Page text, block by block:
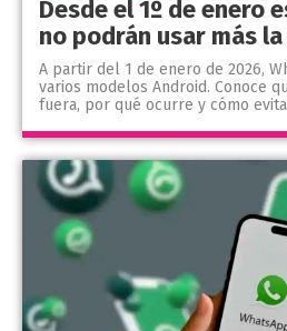
Desde el 1º de enero
no podrán usar más
A partir del 1 de enero de 2026,
varios modelos Android. Conoce
fuera, por qué ocurre y cómo